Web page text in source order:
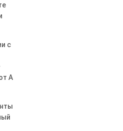
с
А